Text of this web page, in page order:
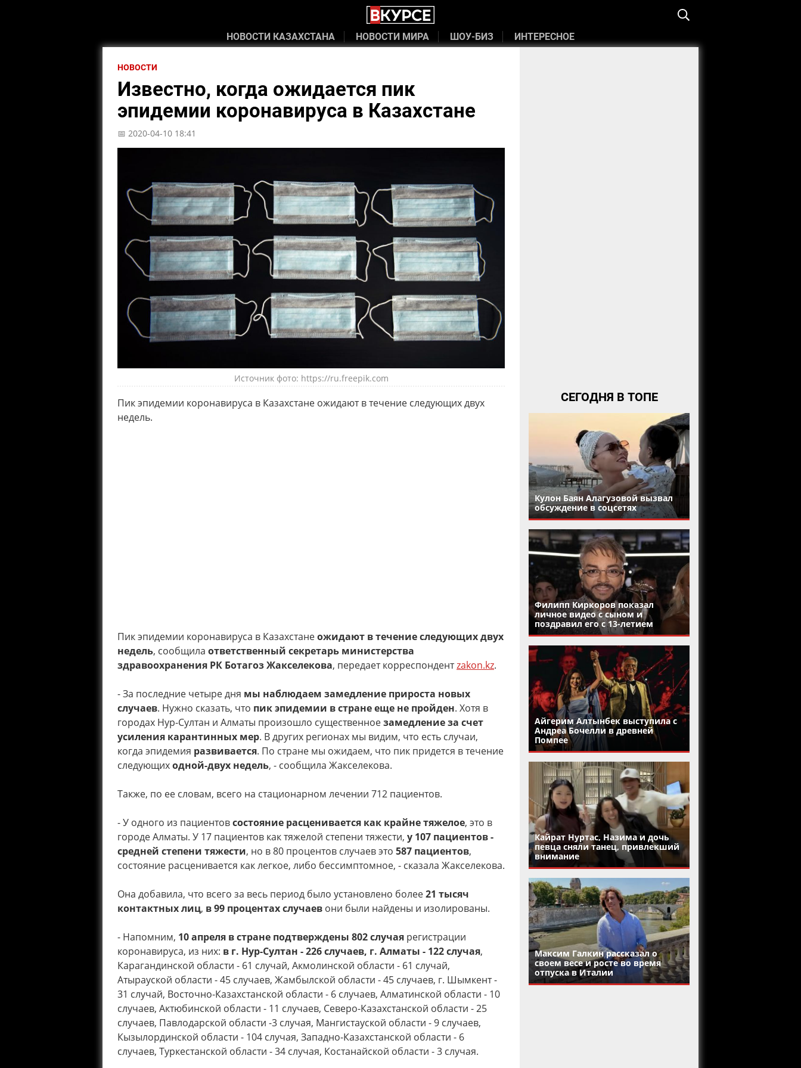
НОВОСТИ КАЗАХСТАНА НОВОСТИ МИРА ШОУ-БИЗ ИНТЕРЕСНОЕ
НОВОСТИ
Известно, когда ожидается пик
эпидемии коронавируса в Казахстане
📅 2020-04-10 18:41
Источник фото: https://ru.freepik.com
Пик эпидемии коронавируса в Казахстане ожидают в течение следующих двух
недель.
Пик эпидемии коронавируса в Казахстанеожидают в течение следующих двух
недель, сообщила ответственный секретарь министерства
здравоохранения РК Ботагоз Жакселекова, передает корреспондентzakon.kz.
- За последние четыре дня мы наблюдаем замедление прироста новых
случаев. Нужно сказать, что пик эпидемии в стране еще не пройден. Хотя в
городах Нур-Султан и Алматы произошло существенноезамедление за счет
усиления карантинных мер. В других регионах мы видим, что есть случаи,
когда эпидемия развивается. По стране мы ожидаем, что пик придется в течение
следующиходной-двух недель, - сообщила Жакселекова.
Также, по ее словам, всего на стационарном лечении 712 пациентов.
- У одного из пациентовсостояние расценивается как крайне тяжелое, это в
городе Алматы. У 17 пациентов как тяжелой степени тяжести, у 107 пациентов -
средней степени тяжести, но в 80 процентов случаев это 587 пациентов,
состояние расценивается как легкое, либо бессимптомное, - сказала Жакселекова.
Она добавила, что всего за весь период было установлено более21 тысяч
контактных лиц, в 99 процентах случаев они были найдены и изолированы.
- Напомним, 10 апреля в стране подтверждены 802 случая регистрации
коронавируса, из них: в г. Нур-Султан - 226 случаев, г. Алматы - 122 случая,
Карагандинской области - 61 случай, Акмолинской области - 61 случай,
Атырауской области - 45 случаев, Жамбылской области - 45 случаев, г. Шымкент -
31 случай, Восточно-Казахстанской области - 6 случаев, Алматинской области - 10
случаев, Актюбинской области - 11 случаев, Северо-Казахстанской области - 25
случаев, Павлодарской области -3 случая, Мангистауской области - 9 случаев,
Кызылординской области - 104 случая, Западно-Казахстанской области - 6
случаев, Туркестанской области - 34 случая, Костанайской области - 3 случая.
СЕГОДНЯ В ТОПЕ
Кулон Баян Алагузовой вызвал
обсуждение в соцсетях
Филипп Киркоров показал
личное видео с сыном и
поздравил его с 13-летием
Айгерим Алтынбек выступила с
Андреа Бочелли в древней
Помпее
Кайрат Нуртас, Назима и дочь
певца сняли танец, привлекший
внимание
Максим Галкин рассказал о
своем весе и росте во время
отпуска в Италии